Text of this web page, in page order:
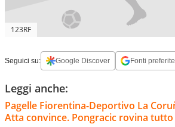
123RF
Seguici su: Google Discover Fonti preferite
Leggi anche:
Pagelle Fiorentina-Deportivo La
Atta convince. Pongracic rovina